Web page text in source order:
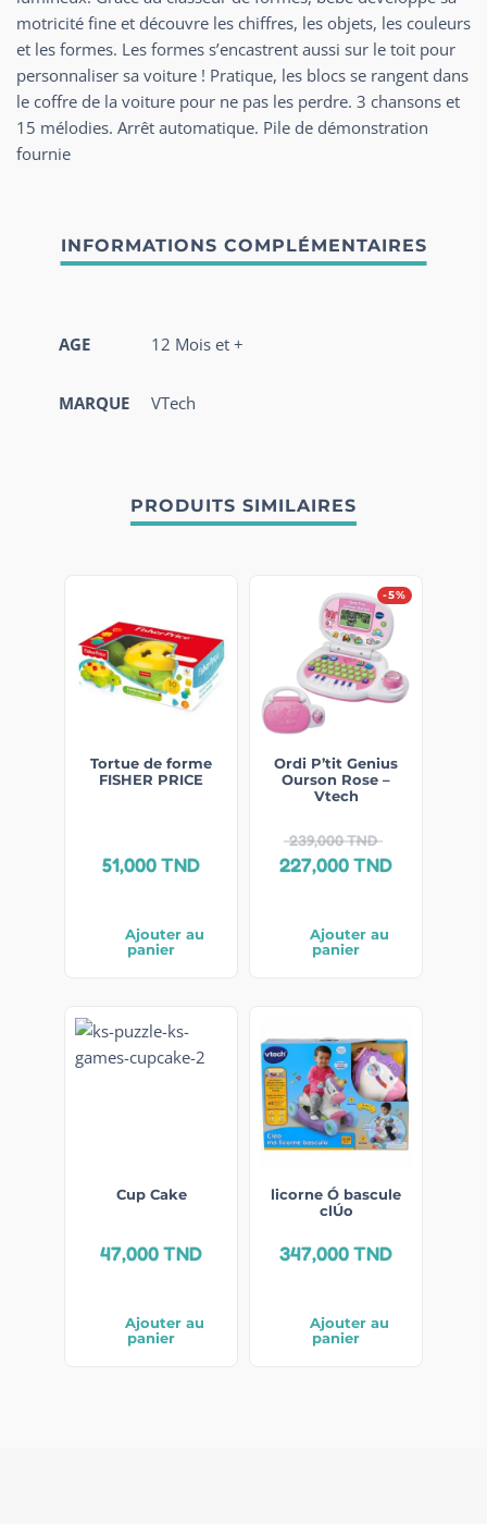
motricité fine et découvre les chiffres, les objets, les couleurs
et les formes. Les formes s’encastrent aussi sur le toit pour
personnaliser sa voiture ! Pratique, les blocs se rangent dans
le coffre de la voiture pour ne pas les perdre. 3 chansons et
15 mélodies. Arrêt automatique. Pile de démonstration
fournie
AGE 12 Mois et +
MARQUE VTech
PRODUITS SIMILAIRES
Tortue de forme
FISHER PRICE
51,000TND
Ajouter au
panier
-5%
Ordi P’tit Genius
Ourson Rose –
Vtech
239,000TND
227,000TND
Ajouter au
panier
Cup Cake
47,000TND
Ajouter au
panier
licorne Ó bascule
clÚo
347,000TND
Ajouter au
panier